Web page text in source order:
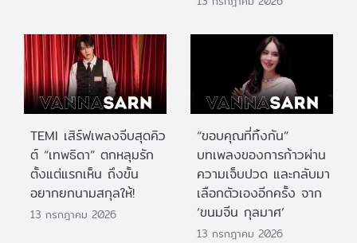
TEMI เสิร์ฟเพลงจีบสุดคิว
ต์ “เทพธิดา” ตกหลุมรัก
ตั้งแต่แรกเห็น ถึงขั้น
อยากยกนามสกุลให้!
13 กรกฎาคม 2026
“ขอบคุณที่ทิ้งกัน”
บทเพลงของการก้าวผ่าน
ความเจ็บปวด และกลับมา
เลือกตัวเองอีกครั้ง จาก
‘ขนมจีน กุลมาศ’
13 กรกฎาคม 2026